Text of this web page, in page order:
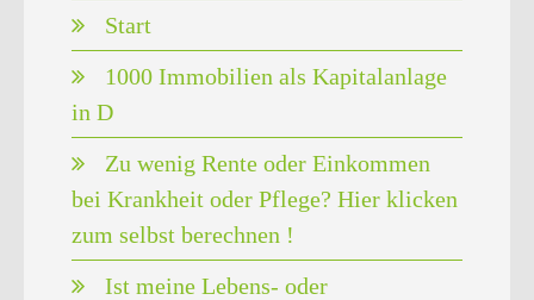
Start
1000 Immobilien als Kapitalanlage
in D
Zu wenig Rente oder Einkommen
bei Krankheit oder Pflege? Hier klicken
zum selbst berechnen !
Ist meine Lebens- oder